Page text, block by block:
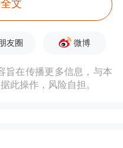
出口交货值同比
，1-4月份，我
台，同比下降
文
朋友圈 微博
旨在传播更多信息，与本
此操作，风险自担。